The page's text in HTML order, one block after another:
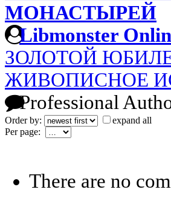
МОНАСТЫРЕЙ
Libmonster
ЗОЛОТОЙ
ЖИВОПИСНОЕ
Professional
Order by:
expand all
Per page:
There are no